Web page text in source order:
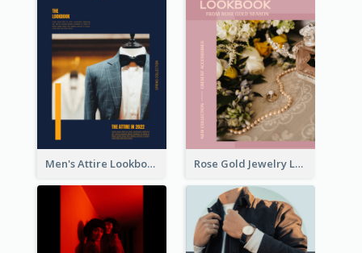
Men's Attire Lookbook Rose Gold Jewelry Lookbook